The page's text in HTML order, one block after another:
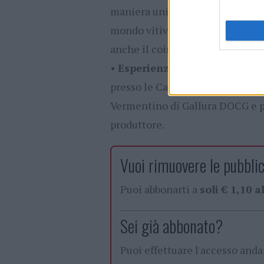
maniera unica ed originale,
mondo vitivinicolo e del lavoro
anche il coinvolgimento delle
• Esperienze in Cantina:
presso le Cantine aderenti
Vermentino di Gallura DOCG
produttore.
Vuoi rimuovere le
Puoi abbonarti a soli € 1,10
Sei già abbonato?
Puoi effettuare l'accesso